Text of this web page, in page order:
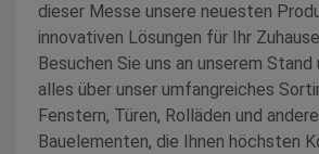
dieser Messe unsere neuesten
innovativen Lösungen für Ihr
Besuchen Sie uns an unserem Stand
alles über unser umfangreiches
Fenstern, Türen, Rolläden und
Bauelementen, die Ihnen höchsten